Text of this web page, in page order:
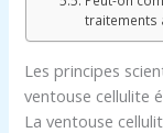
traitements
Les principes
ventouse cellulite
La ventouse